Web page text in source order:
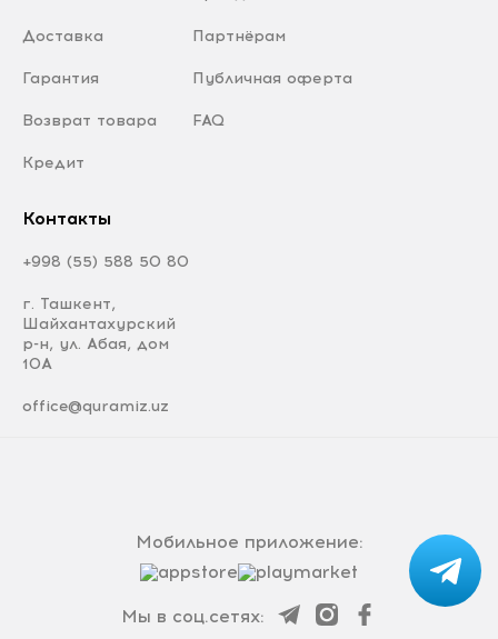
Доставка
Гарантия
Возврат товара
Кредит
Партнёрам
Публичная оферта
FAQ
Контакты
+998 (55) 588 50 80
г. Ташкент,
Шайхантахурский
р-н, ул. Абая, дом
10А
office@quramiz.uz
Мобильное приложение:
Мы в соц.сетях: